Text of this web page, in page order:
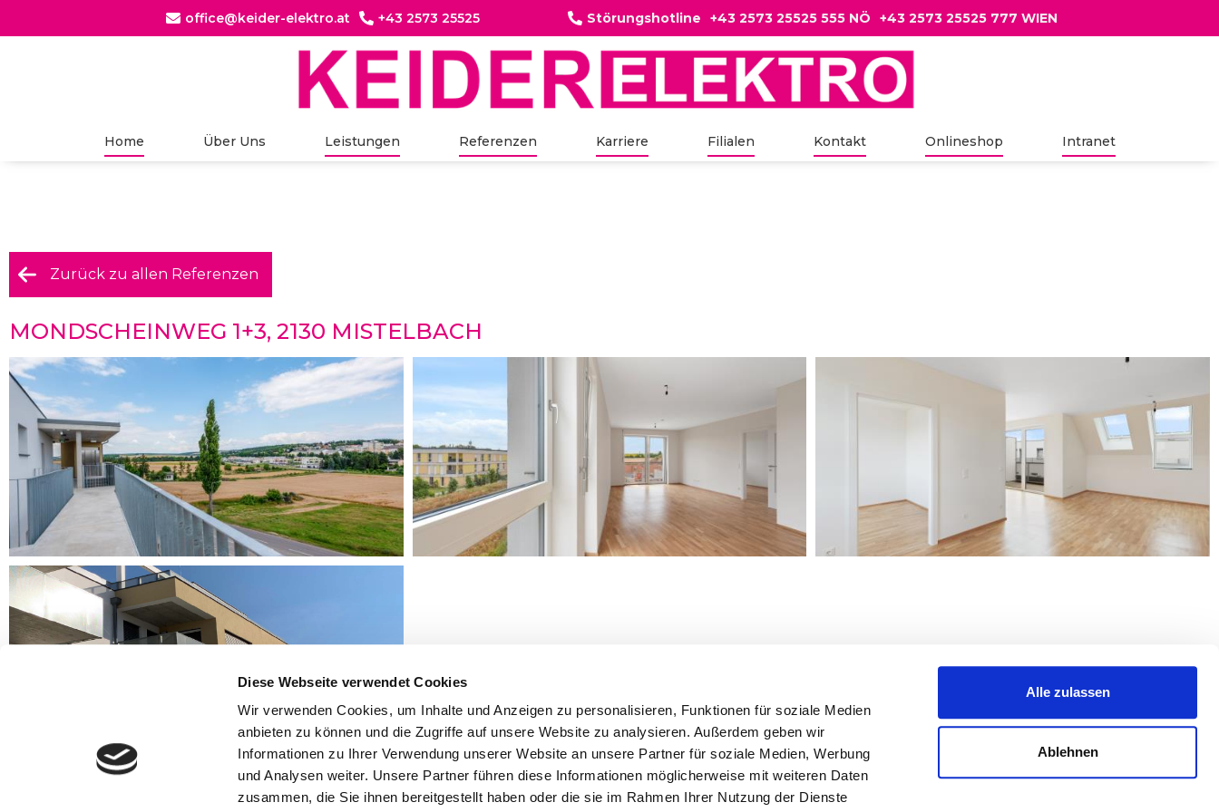
Diese Webseite verwendet Cookies
Wir verwenden Cookies, um Inhalte und Anzeigen zu personalisieren, Funktionen für soziale Medien
anbieten zu können und die Zugriffe auf unsere Website zu analysieren. Außerdem geben wir
Informationen zu Ihrer Verwendung unserer Website an unsere Partner für soziale Medien, Werbung
und Analysen weiter. Unsere Partner führen diese Informationen möglicherweise mit weiteren Daten
zusammen, die Sie ihnen bereitgestellt haben oder die sie im Rahmen Ihrer Nutzung der Dienste
Alle zulassen
Ablehnen
 office@keider-elektro.at  +43 2573 25525  Störungshotline +43 2573 25525 555 NÖ +43 2573 25525 777 WIEN
Home Über Uns Leistungen Referenzen Karriere Filialen Kontakt Onlineshop Intranet
Zurück zu allen Referenzen
MONDSCHEINWEG 1+3, 2130 MISTELBACH